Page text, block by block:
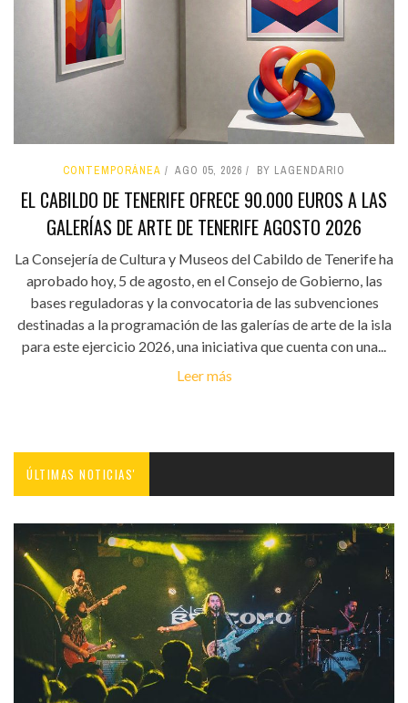
CONTEMPORÁNEA AGO 05, 2026 BY LAGENDARIO
EL CABILDO DE TENERIFE OFRECE 90.000 EUROS A LAS
GALERÍAS DE ARTE DE TENERIFE AGOSTO 2026
La Consejería de Cultura y Museos del Cabildo de Tenerife ha
aprobado hoy, 5 de agosto, en el Consejo de Gobierno, las
bases reguladoras y la convocatoria de las subvenciones
destinadas a la programación de las galerías de arte de la isla
para este ejercicio 2026, una iniciativa que cuenta con una...
Leer más
ÚLTIMAS NOTICIAS'